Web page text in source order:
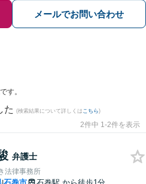
メールでお問い合わせ
す。
た (検索結果について詳しくは こちら)
2件中 1-2件を表示
弁護士
法律事務所